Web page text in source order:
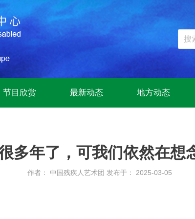
节目欣赏 最新动态 地方动态
多年了，可我们依然在
作者： 中国残疾人艺术团 发布于： 2025-03-05